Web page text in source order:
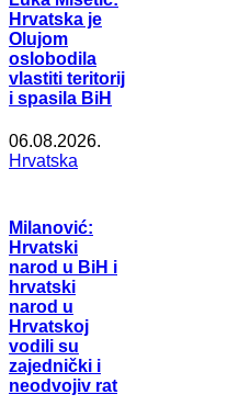
Hrvatska je
Olujom
oslobodila
vlastiti teritorij
i spasila BiH
06.08.2026.
Hrvatska
Milanović:
Hrvatski
narod u BiH i
hrvatski
narod u
Hrvatskoj
vodili su
zajednički i
neodvojiv rat